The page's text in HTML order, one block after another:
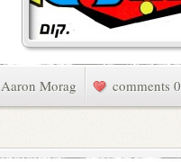
Aaron Morag 0 comments